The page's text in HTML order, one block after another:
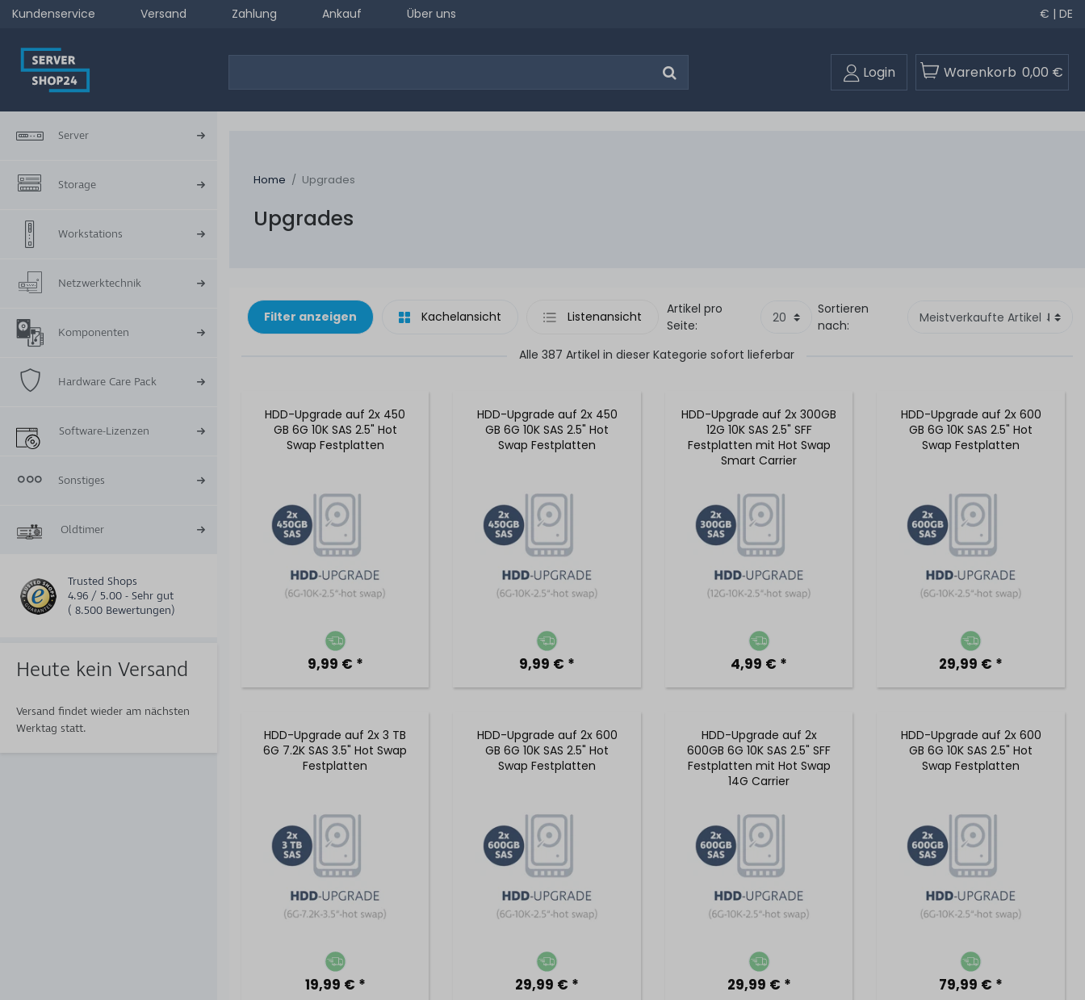
Kundenservice Versand Zahlung Ankauf Über uns € | DE
Login Warenkorb 0,00 €
Server
Storage
Workstations
Netzwerktechnik
Komponenten
Hardware Care Pack
Software-Lizenzen
Sonstiges
Oldtimer
Trusted Shops
4.96 / 5.00 - Sehr gut
( 8.500 Bewertungen)
Heute kein Versand
Versand findet wieder am nächsten
Werktag statt.
Home Upgrades
Upgrades
Filter anzeigen Kachelansicht Listenansicht
Artikel pro
Seite:
Sortieren
nach:
Alle 387 Artikel in dieser Kategorie sofort lieferbar
HDD-Upgrade auf 2x 450
GB 6G 10K SAS 2.5" Hot
Swap Festplatten
9,99 € *
HDD-Upgrade auf 2x 450
GB 6G 10K SAS 2.5" Hot
Swap Festplatten
9,99 € *
HDD-Upgrade auf 2x 300GB
12G 10K SAS 2.5" SFF
Festplatten mit Hot Swap
Smart Carrier
4,99 € *
HDD-Upgrade auf 2x 600
GB 6G 10K SAS 2.5" Hot
Swap Festplatten
29,99 € *
HDD-Upgrade auf 2x 3 TB
6G 7.2K SAS 3.5" Hot Swap
Festplatten
19,99 € *
HDD-Upgrade auf 2x 600
GB 6G 10K SAS 2.5" Hot
Swap Festplatten
29,99 € *
HDD-Upgrade auf 2x
600GB 6G 10K SAS 2.5" SFF
Festplatten mit Hot Swap
14G Carrier
29,99 € *
HDD-Upgrade auf 2x 600
GB 6G 10K SAS 2.5" Hot
Swap Festplatten
79,99 € *